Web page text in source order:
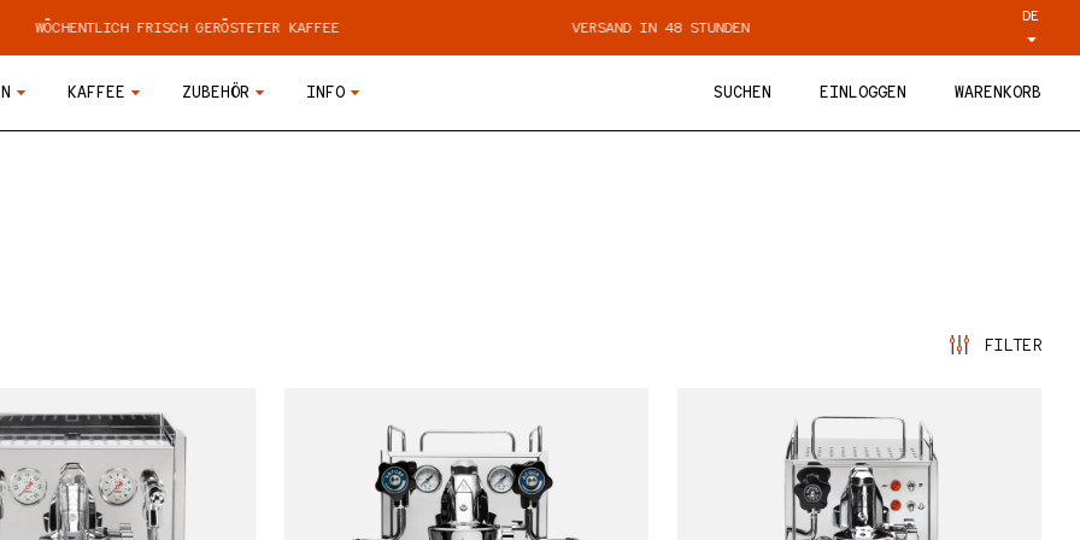
WÖCHENTLICH FRISCH GERÖSTETER KAFFEE VERSAND IN 48 STUNDEN PERSÖNLICHE
DE
KAFFEE ZUBEHÖR INFO SUCHEN EINLOGGEN WARENKORB
FILTER